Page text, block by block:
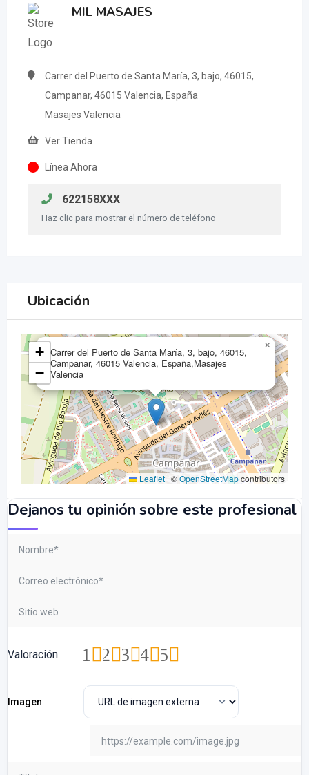
MIL MASAJES
Carrer del Puerto de Santa María, 3, bajo, 46015,
Campanar, 46015 Valencia, España
Masajes Valencia
Ver Tienda
Línea Ahora
622158XXX
Haz clic para mostrar el número de teléfono
Ubicación
Carrer del Puerto de Santa María, 3, bajo, 46015,
Campanar, 46015 Valencia, España,Masajes
Valencia
×
+
−
Leaflet | ©OpenStreetMapcontributors
Dejanos tu opinión sobre este profesional
Valoración 5
4
3
2
1
Imagen